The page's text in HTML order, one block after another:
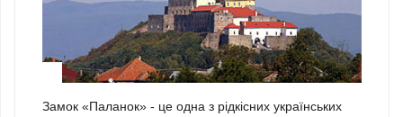
Замок «Паланок» - це одна з рідкісних українських